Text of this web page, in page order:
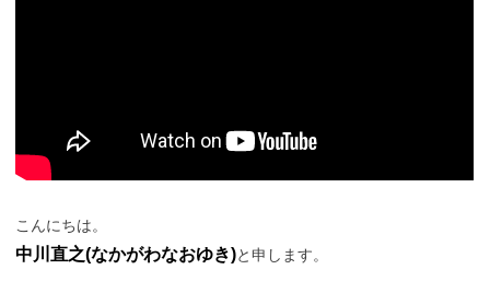
こんにちは。
中川直之(なかがわなおゆき)と申します。